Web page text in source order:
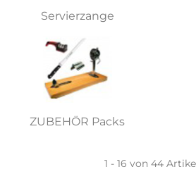
Servierzange
ZUBEHÖR Packs
1 - 16 von 44